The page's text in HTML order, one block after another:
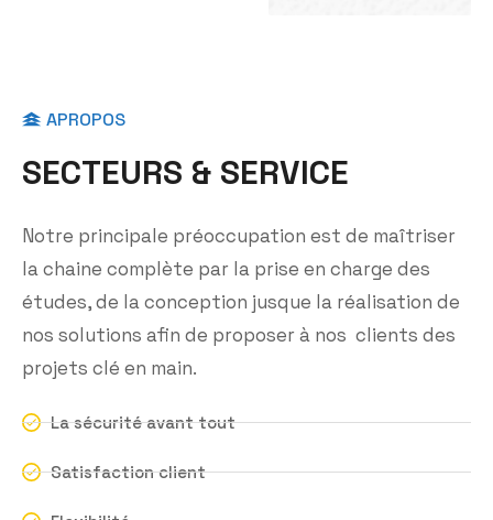
APROPOS
SECTEURS & SERVICE
Notre principale préoccupation est de maîtriser
la chaine complète par la prise en charge des
études, de la conception jusque la réalisation de
nos solutions afin de proposer à nos clients des
projets clé en main.
La sécurité avant tout
Satisfaction client